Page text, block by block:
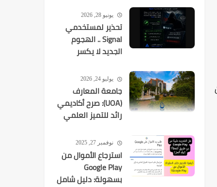
يونيو 28, 2026
تحذير لمستخدمي
Signal .. الهجوم
الجديد لا يكسر
يستهدفك
يوليو 24, 2026
جامعة المعارف
(UOA): صرح أكاديمي
رائد للتميز العلمي
نوفمبر 27, 2025
استرجاع الأموال من
Google Play
بسهولة: دليل شامل